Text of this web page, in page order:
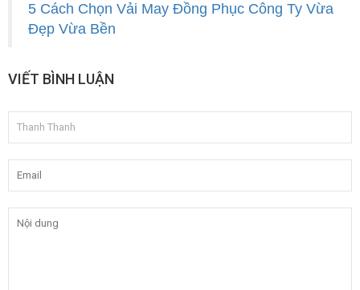
5 Cách Chọn Vải May Đồng Phục Công Ty Vừa
Đẹp Vừa Bền
VIẾT BÌNH LUẬN